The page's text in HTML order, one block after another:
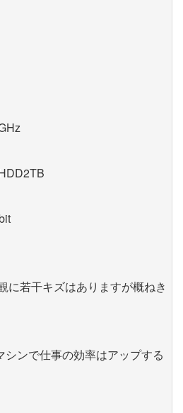
に若干キズはありますが概ねき
ンで仕事の効率はアップする